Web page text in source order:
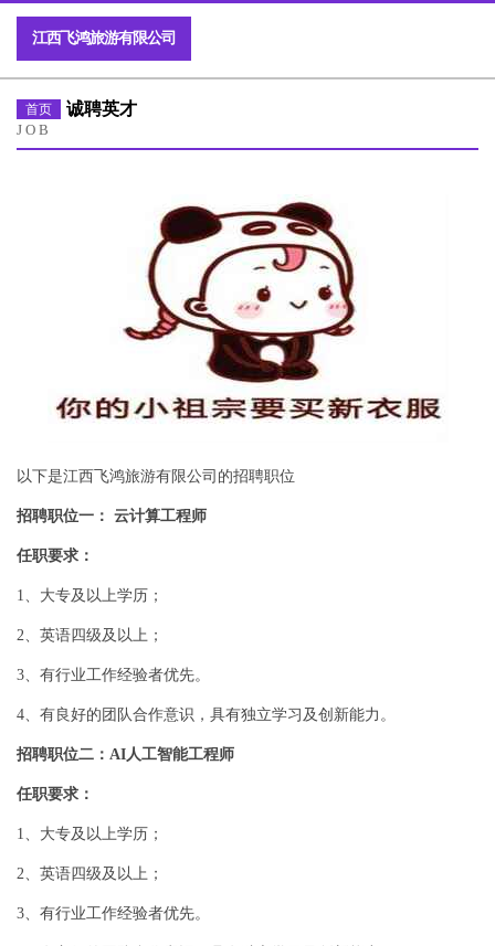
江西飞鸿旅游有限公司
首页 诚聘英才
JOB
以下是江西飞鸿旅游有限公司的招聘职位
招聘职位一： 云计算工程师
任职要求：
1、大专及以上学历；
2、英语四级及以上；
3、有行业工作经验者优先。
4、有良好的团队合作意识，具有独立学习及创新能力。
招聘职位二：AI人工智能工程师
任职要求：
1、大专及以上学历；
2、英语四级及以上；
3、有行业工作经验者优先。